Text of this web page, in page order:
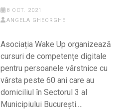
8 OCT. 2021
ANGELA GHEORGHE
Asociația Wake Up organizează
cursuri de competențe digitale
pentru persoanele vârstnice cu
vârsta peste 60 ani care au
domiciliul în Sectorul 3 al
Municipiului București.…